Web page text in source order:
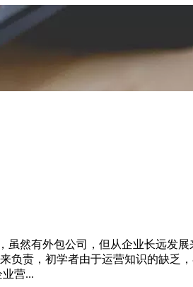
然有外包公司，但从企业长远发
责，初学者由于运营知识的缺乏
营...